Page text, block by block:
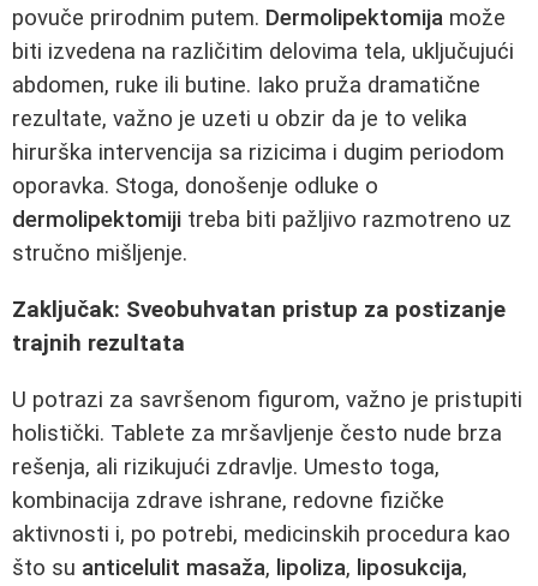
povuče prirodnim putem. Dermolipektomija može
biti izvedena na različitim delovima tela, uključujući
abdomen, ruke ili butine. Iako pruža dramatične
rezultate, važno je uzeti u obzir da je to velika
hirurška intervencija sa rizicima i dugim periodom
oporavka. Stoga, donošenje odluke o
dermolipektomiji treba biti pažljivo razmotreno uz
stručno mišljenje.
Zaključak: Sveobuhvatan pristup za postizanje
trajnih rezultata
U potrazi za savršenom figurom, važno je pristupiti
holistički. Tablete za mršavljenje često nude brza
rešenja, ali rizikujući zdravlje. Umesto toga,
kombinacija zdrave ishrane, redovne fizičke
aktivnosti i, po potrebi, medicinskih procedura kao
što su anticelulit masaža, lipoliza, liposukcija,